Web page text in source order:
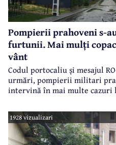
Pompierii prahoveni s-
furtunii. Mai mulți
vânt
Codul portocaliu și mesajul
urmări, pompierii militari
intervină în mai multe cazuri
1928 vizualizari